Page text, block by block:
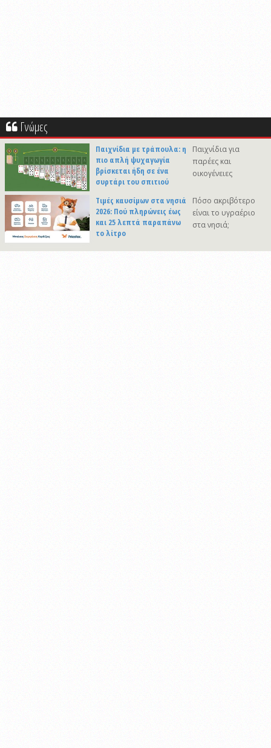
Γνώμες
Παιχνίδια με τράπουλα: η
πιο απλή ψυχαγωγία
βρίσκεται ήδη σε ένα
συρτάρι του σπιτιού
Παιχνίδια για
παρέες και
οικογένειες
Τιμές καυσίμων στα νησιά
2026: Πού πληρώνεις έως
και 25 λεπτά παραπάνω
το λίτρο
Πόσο ακριβότερο
είναι το υγραέριο
στα νησιά;